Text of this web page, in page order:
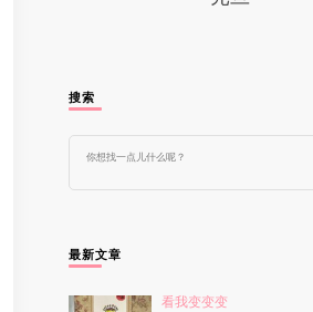
搜索
么
吗?
最新文章
看我变变变